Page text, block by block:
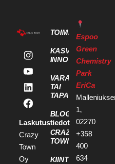
Laskutustiedot
Crazy
Town
Oy
TOIMITILAT
KASVU- JA
VARAA KOKOUS
TAI
TAPAHTUMATILA
BLOGI
CRAZY
TOWN
Espoo
Green
Chemistry
Park
EriCa
1,
02270
+358
400
634